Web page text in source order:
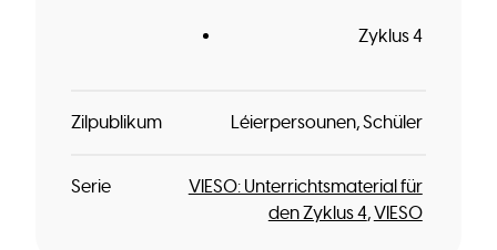
Zyklus 4
Zilpublikum Léierpersounen Schüler
Serie
VIESO: Unterrichtsmaterial für
den Zyklus 4 VIESO